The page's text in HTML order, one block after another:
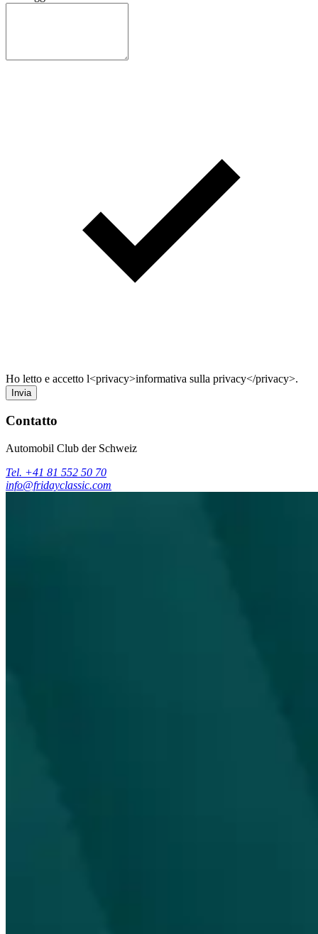
Ho letto e accetto l<privacy>informativa sulla privacy</privacy>.
Invia
Contatto
Automobil Club der Schweiz
Tel. +41 81 552 50 70
info@fridayclassic.com